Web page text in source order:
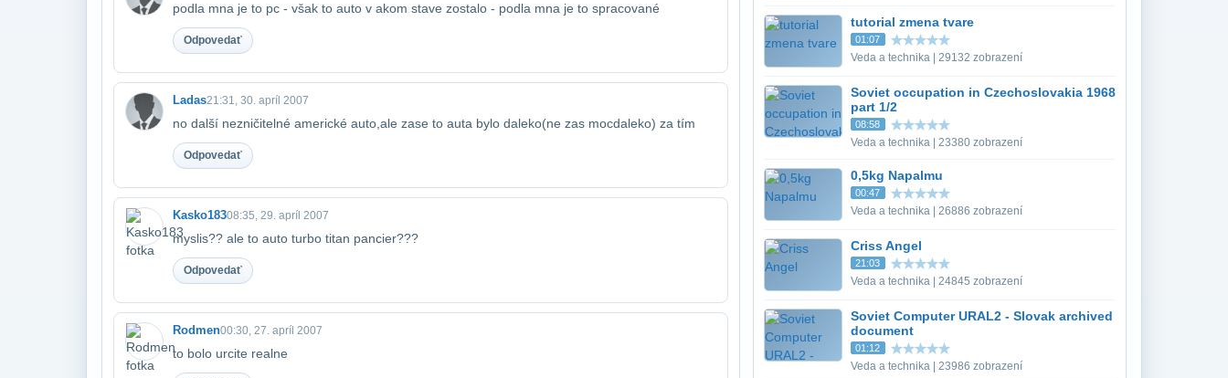
podla mna je to pc - však to auto v akom stave zostalo - podla mna je to spracované
Odpovedať
Ladas21:31, 30. apríl 2007
no další nezničitelné americké auto,ale zase to auta bylo daleko(ne zas moc​daleko) za tím
Odpovedať
Kasko18308:35, 29. apríl 2007
myslis?? ale to auto turbo titan pancier???
Odpovedať
Rodmen00:30, 27. apríl 2007
to bolo urcite realne
tutorial zmena tvare
01:07
Veda a technika | 29132 zobrazení
Soviet occupation in Czechoslovakia 1968
part 1/2
08:58
Veda a technika | 23380 zobrazení
0,5kg Napalmu
00:47
Veda a technika | 26886 zobrazení
Criss Angel
21:03
Veda a technika | 24845 zobrazení
Soviet Computer URAL2 - Slovak archived
document
01:12
Veda a technika | 23986 zobrazení